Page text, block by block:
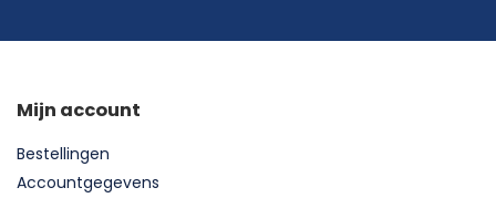
Mijn account
Bestellingen
Accountgegevens